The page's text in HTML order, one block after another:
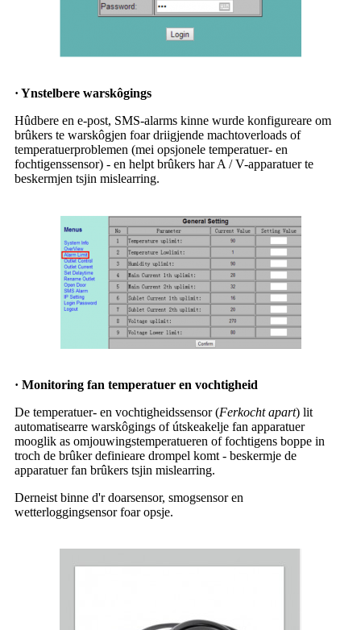
· Ynstelbere warskôgings
Hûdbere en e-post, SMS-alarms kinne wurde konfigureare om
brûkers te warskôgjen foar driigjende machtoverloads of
temperatuerproblemen (mei opsjonele temperatuer- en
fochtigenssensor) - en helpt brûkers har A / V-apparatuer te
beskermjen tsjin mislearring.
· Monitoring fan temperatuer en vochtigheid
De temperatuer- en vochtigheidssensor (Ferkocht apart) lit
automatisearre warskôgings of útskeakelje fan apparatuer
mooglik as omjouwingstemperatueren of fochtigens boppe in
troch de brûker definieare drompel komt - beskermje de
apparatuer fan brûkers tsjin mislearring.
Derneist binne d'r doarsensor, smogsensor en
wetterloggingsensor foar opsje.